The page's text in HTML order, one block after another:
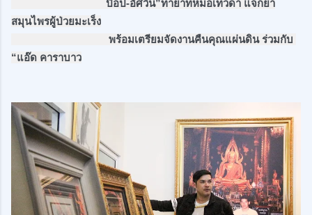
ป๊อป-อัศวิน”ทายาทหมอเทวดา แจกยา
สมุนไพรผู้ป่วยมะเร็ง
“แอ๊ด คาราบาว